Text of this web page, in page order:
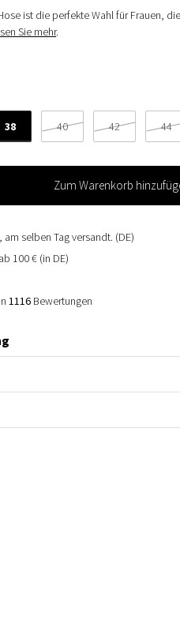
ist die perfekte Wahl für Frauen,
Sie mehr.
38 40 42 44
Zum Warenkorb
selben Tag versandt. (DE)
100 € (in DE)
1116 Bewertungen